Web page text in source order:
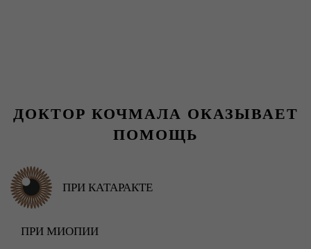
ДОКТОР КОЧМАЛА ОКАЗЫВАЕТ
ПОМОЩЬ
ПРИ КАТАРАКТЕ
ПРИ МИОПИИ